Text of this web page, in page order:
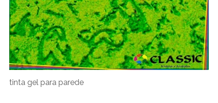
tinta gel para parede